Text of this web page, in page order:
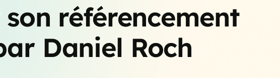
référencement
Daniel Roch